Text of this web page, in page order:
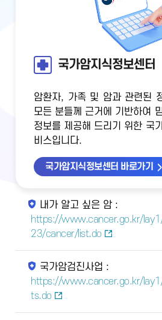
국가암지식정보센터
암환자, 가족 및 암과 관련된
모든 분들께 근거에 기반하여
정보를 제공해 드리기 위한 국
비스입니다.
국가암지식정보센터 바로가기
내가 알고 싶은 암 :
https://www.cancer.go.kr/
23/cancer/list.do
국가암검진사업 :
https://www.cancer.go.kr/
ts.do